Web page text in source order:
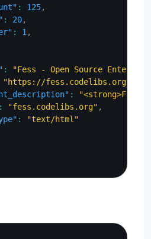
: 125,
: 20,
: 1 ,
:
"Fess - Open Source
"https://fess.codelibs.org/"
:
: "fess.codelibs.org" ,
:
"text/html"